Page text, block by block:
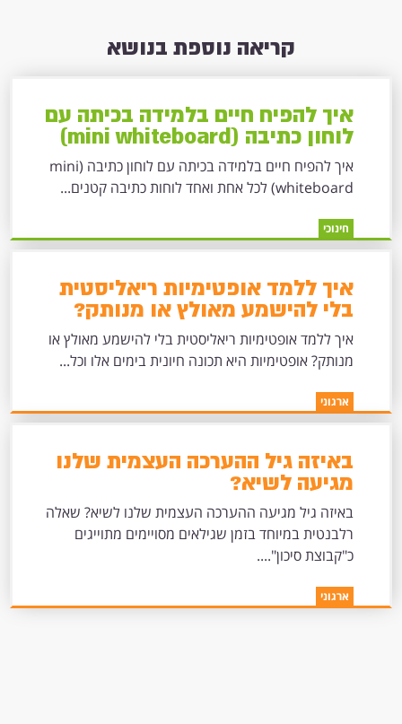
קריאה נוספת בנושא
איך להפיח חיים בלמידה בכיתה עם
לוחון כתיבה (mini whiteboard)
לכל אחת ואחד
איך להפיח חיים בלמידה בכיתה עם לוחון כתיבה (mini
whiteboard) לכל אחת ואחד לוחות כתיבה קטנים...
חינוכי
איך ללמד אופטימיות ריאליסטית
בלי להישמע מאולץ או מנותק?
איך ללמד אופטימיות ריאליסטית בלי להישמע מאולץ או
מנותק? אופטימיות היא תכונה חיונית בימים אלו וכל...
ארגוני
באיזה גיל ההערכה העצמית שלנו
מגיעה לשיא?
באיזה גיל מגיעה ההערכה העצמית שלנו לשיא? שאלה
רלבנטית במיוחד בזמן שגילאים מסויימים מתוייגים
כ"קבוצת סיכון"....
ארגוני